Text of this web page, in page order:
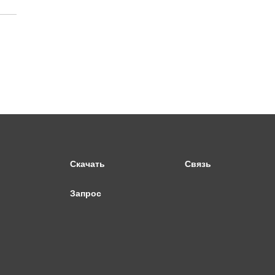
Скачать Связь
Запрос